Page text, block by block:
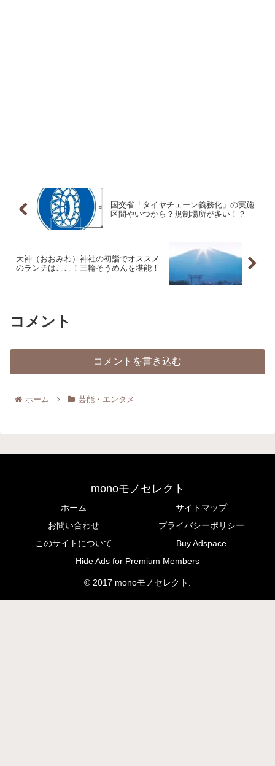
国交省「タイヤチェーン義務化」の実施
区間やいつから？規制場所が多い！？
大神（おおみわ）神社の初詣でオススメ
のランチはここ！三輪そうめんを堪能！
コメント
コメントを書き込む
ホーム 芸能・エンタメ
monoモノセレクト
ホーム
サイトマップ
お問い合わせ
プライバシーポリシー
このサイトについて
Buy Adspace
Hide Ads for Premium Members
© 2017 monoモノセレクト.